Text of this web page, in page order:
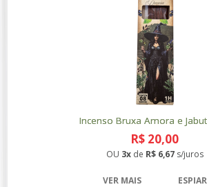
Incenso Bruxa Amora e
R$ 20,00
OU 3xde R$ 6,67s/juros
VER MAIS ESPIAR